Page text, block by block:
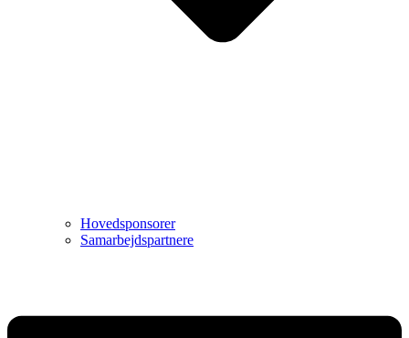
Hovedsponsorer
Samarbejdspartnere